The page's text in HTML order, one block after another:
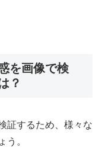
を画像で検
？
証するため、様々な
う。